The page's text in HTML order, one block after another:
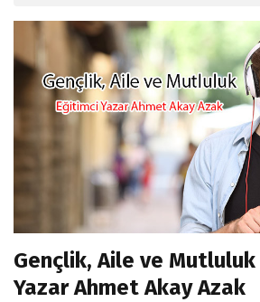
Gençlik, Aile ve
Yazar Ahmet Akay Azak